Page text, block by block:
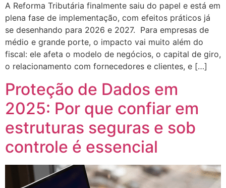
A Reforma Tributária finalmente saiu do papel e está em
plena fase de implementação, com efeitos práticos já
se desenhando para 2026 e 2027. Para empresas de
médio e grande porte, o impacto vai muito além do
fiscal: ele afeta o modelo de negócios, o capital de giro,
o relacionamento com fornecedores e clientes, e […]
Proteção de Dados em
2025: Por que confiar em
estruturas seguras e sob
controle é essencial